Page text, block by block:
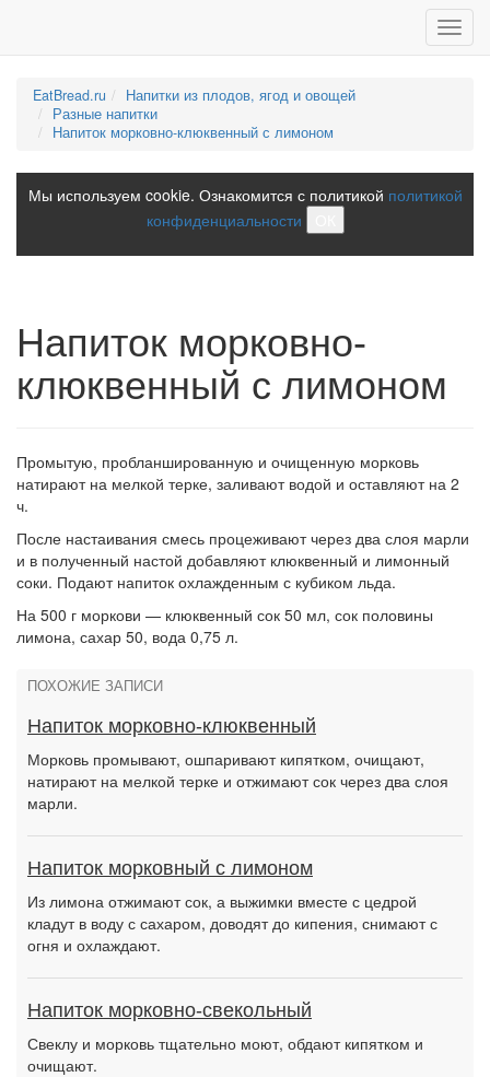
EatBread.ru
Напитки из плодов, ягод и овощей
Разные напитки
Напиток морковно-клюквенный с лимоном
Мы используем cookie. Ознакомится с политикой политикой
конфиденциальности
Напиток морковно-
клюквенный с лимоном
Промытую, пробланшированную и очищенную морковь
натирают на мелкой терке, заливают водой и оставляют на 2
ч.
После настаивания смесь процеживают через два слоя марли
и в полученный настой добавляют клюквенный и лимонный
соки. Подают напиток охлажденным с кубиком льда.
На 500 г моркови — клюквенный сок 50 мл, сок половины
лимона, сахар 50, вода 0,75 л.
ПОХОЖИЕ ЗАПИСИ
Напиток морковно-клюквенный
Морковь промывают, ошпаривают кипятком, очищают,
натирают на мелкой терке и отжимают сок через два слоя
марли.
Напиток морковный с лимоном
Из лимона отжимают сок, а выжимки вместе с цедрой
кладут в воду с сахаром, доводят до кипения, снимают с
огня и охлаждают.
Напиток морковно-свекольный
Свеклу и морковь тщательно моют, обдают кипятком и
очищают.